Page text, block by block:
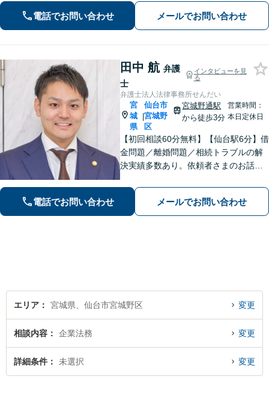
用は契約前に分かりやすくご説明しま
す。一度ご相談ください【夜間・休日
電話でお問い合わせ メールでお問い合わせ
田中 航 弁護
士
インタビューを見
る
弁護士法人法律事務所せんだい
宮
城
県
|
仙台市
宮城野
区
宮城野通駅
から徒歩3分
営業時間：
本日定休日
【初回相談60分無料】【仙台駅6分】借
金問題／離婚問題／相続トラブルの解
決実績多数あり。依頼者さまのお話や
決まで対応・サポートします【土曜日
も営業】交通事故や刑事事件のご相談
もお任せください【Web面談可】
電話でお問い合わせ メールでお問い合わせ
エリア 宮城県、仙台市宮城野区 変更
相談内容 企業法務 変更
詳細条件 未選択 変更